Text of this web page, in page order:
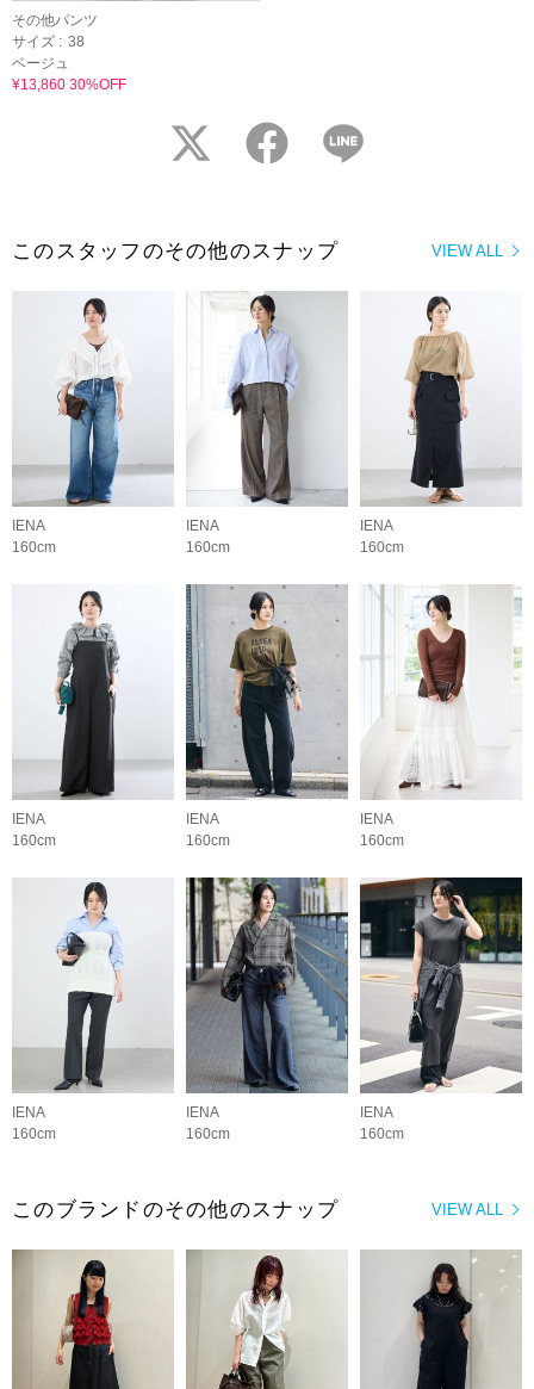
その他パンツ
サイズ : 38
ベージュ
¥13,860 30%OFF
twitter facebook
VIEW ALL
このスタッフのその他のスナップ
IENA
160cm
IENA
160cm
IENA
160cm
IENA
160cm
IENA
160cm
IENA
160cm
IENA
160cm
IENA
160cm
IENA
160cm
VIEW ALL
このブランドのその他のスナップ